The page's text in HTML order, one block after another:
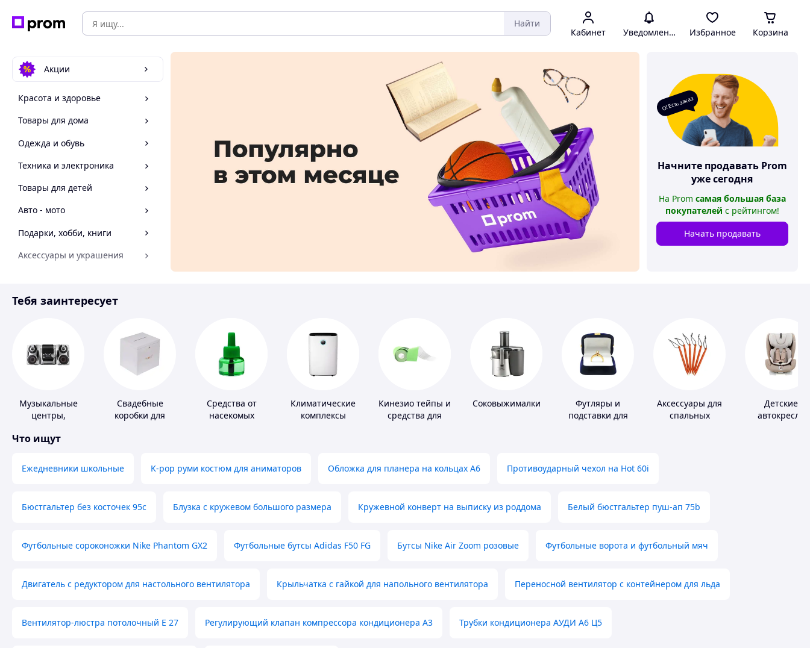
Найти
Кабинет Уведомления Избранное Корзина
Акции
Красота и здоровье
Товары для дома
Одежда и обувь
Техника и электроника
Товары для детей
Авто - мото
Подарки, хобби, книги
Аксессуары и украшения
Спорт и отдых
О! Есть заказ
Начните продавать Prom
уже сегодня
На Prom самая большая база
покупателей с рейтингом!
Начать продавать
Тебя заинтересует
Музыкальные
центры,
Свадебные
коробки для
Средства от
насекомых
Климатические
комплексы
Кинезио тейпы и
средства для
Соковыжималки
Футляры и
подставки для
Аксессуары для
спальных
Детские
автокресла
Что ищут
Ежедневники школьные K-pop руми костюм для аниматоров Обложка для планера на кольцах А6 Противоударный чехол на Hot 60i
Бюстгальтер без косточек 95с Блузка с кружевом большого размера Кружевной конверт на выписку из роддома Белый бюстгальтер пуш-ап 75b
Футбольные сороконожки Nike Phantom GX2 Футбольные бутсы Adidas F50 FG Бутсы Nike Air Zoom розовые Футбольные ворота и футбольный мяч
Двигатель с редуктором для настольного вентилятора Крыльчатка с гайкой для напольного вентилятора Переносной вентилятор с контейнером для льда
Вентилятор-люстра потолочный E 27 Регулирующий клапан компрессора кондиционера А3 Трубки кондиционера АУДИ А6 Ц5